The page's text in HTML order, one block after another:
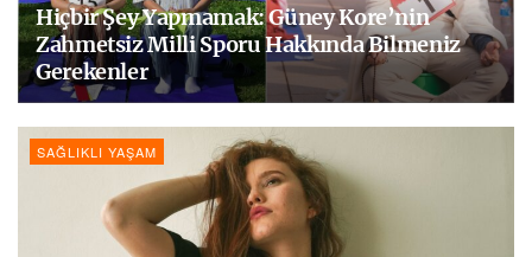
Hiçbir Şey Yapmamak: Güney Kore’nin
Zahmetsiz Milli Sporu Hakkında Bilmeniz
Gerekenler
SAĞLIKLI YAŞAM